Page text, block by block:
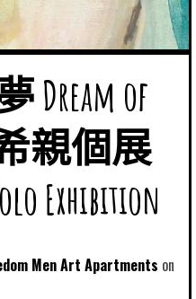
Dream of
親個展
Exhibition
Men Art Apartments